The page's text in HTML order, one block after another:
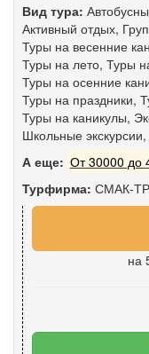
Вид тура:
Активный отдых,
Туры на весенние
Туры на лето, Туры
Туры на осенние
Туры на праздники,
Туры на каникулы,
Школьные экскурсии,
А еще: От 30000 до
Турфирма: СМАК-
на